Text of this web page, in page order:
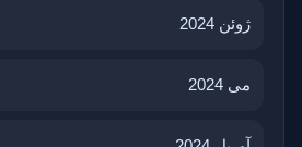
ژوئن 2024
می 2024